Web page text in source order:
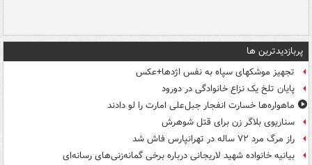
پربازدیدترین ها
تجهیز موشکهای سپاه به نفس اژدها+عکس
پایان تلخ یک نزاع خانوادگی در دورود
ماهواره‌ها خسارت انفجار جبل‌علی امارت را لو دادند
سناریوی بلاگر زن برای قتل شوهرش
راز مرگ مرد ۷۲ ساله در تهرانپارس فاش شد
بیانیه خانواده شهید لاریجانی درباره برخی گمانه‌زنی‌های رسانه‌ای